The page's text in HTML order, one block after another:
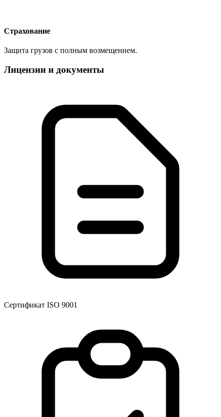
Страхование
Защита грузов с полным возмещением.
Лицензии и документы
Сертификат ISO 9001